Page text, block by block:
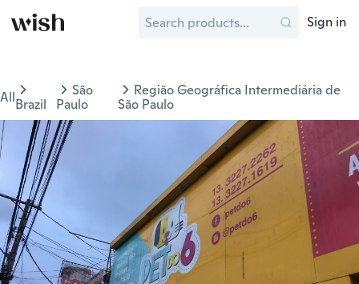
Sign in
AllBrazil
São
Paulo
Região Geográfica Intermediária de
São Paulo